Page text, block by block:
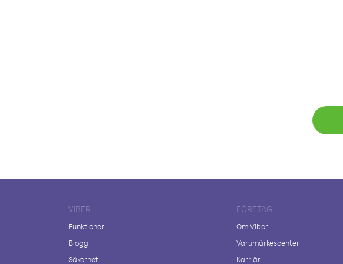
VIBER
Funktioner
Blogg
Säkerhet
FÖRETAG
Om Viber
Varumärkescenter
Karriär